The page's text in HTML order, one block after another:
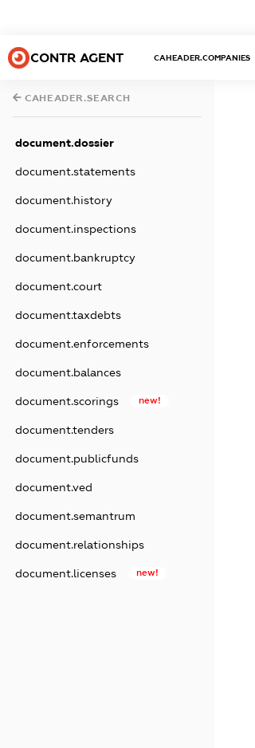
CONTR AGENT CAHEADER.COMPANIES
CAHEADER.SEARCH
document.dossier
document.statements
document.history
document.inspections
document.bankruptcy
document.court
document.taxdebts
document.enforcements
document.balances
document.scorings new!
document.tenders
document.publicfunds
document.ved
document.semantrum
document.relationships
document.licenses new!